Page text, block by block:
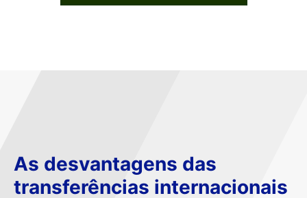
As desvantagens das
transferências internacionais